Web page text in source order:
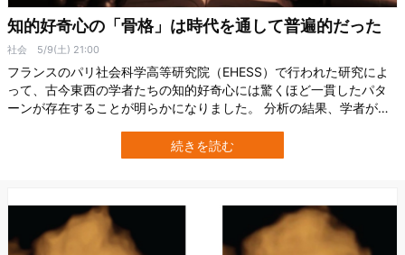
知的好奇心の「骨格」は時代を通して普遍的だった
社会 5/9(土) 21:00
フランスのパリ社会科学高等研究院（EHESS）で行われた研究によ
って、古今東西の学者たちの知的好奇心には驚くほど一貫したパタ
ーンが存在することが明らかになりました。 分析の結果、学者が興
集中しており、その割合は時代や地域を超えてほぼ共通していたの
です。 言い換えれば、人類の知的好奇心には誰もが共有する普遍的
続きを読む